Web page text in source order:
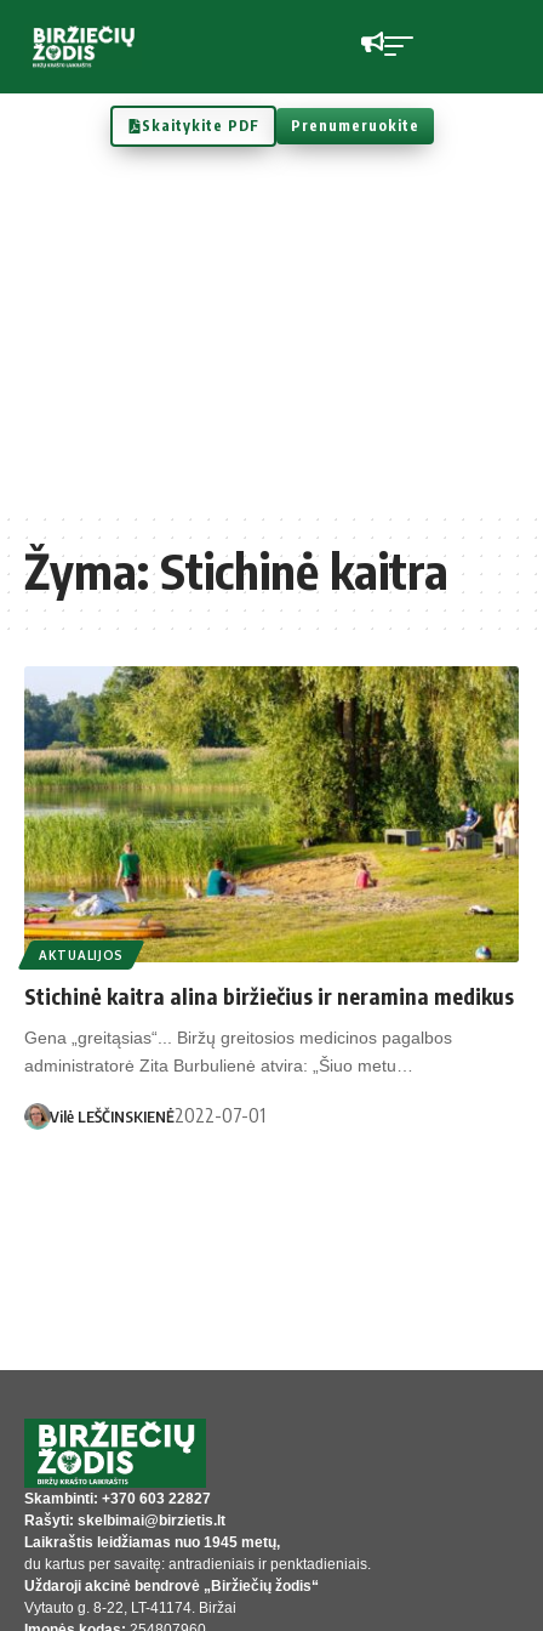
Skaitykite PDF Prenumeruokite
Žyma:Stichinė kaitra
AKTUALIJOS
Stichinė kaitra alina biržiečius ir neramina medikus
Gena „greitąsias“... Biržų greitosios medicinos pagalbos
administratorė Zita Burbulienė atvira: „Šiuo metu…
Vilė LEŠČINSKIENĖ2022-07-01
Skambinti: +370 603 22827
Rašyti: skelbimai@birzietis.lt
Laikraštis leidžiamas nuo 1945 metų,
du kartus per savaitę: antradieniais ir penktadieniais.
Uždaroji akcinė bendrovė „Biržiečių žodis“
Vytauto g. 8-22, LT-41174. Biržai